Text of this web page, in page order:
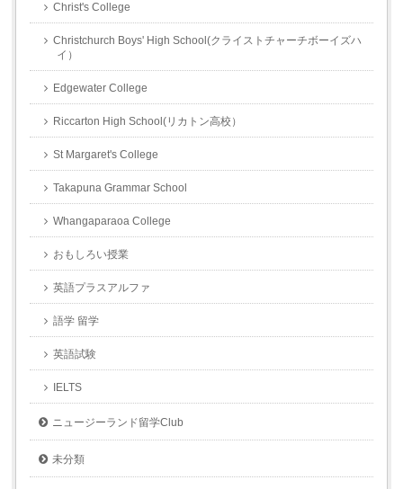
Christ's College
Christchurch Boys' High School(クライストチャーチボーイズハ
イ）
Edgewater College
Riccarton High School(リカトン高校）
St Margaret's College
Takapuna Grammar School
Whangaparaoa College
おもしろい授業
英語プラスアルファ
語学 留学
英語試験
IELTS
ニュージーランド留学Club
未分類